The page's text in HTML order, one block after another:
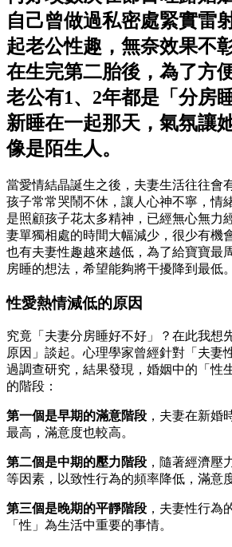
自己曾做過私密處緊實雷
起老公性趣，無奈效果不
在生完第二胎後，為了方
老公有1、2年都是「分房
新睡在一起那天，氣氛讓
像是陌生人。
當愛情結晶誕生之後，夫妻生活往往會
孩子常常哭鬧不休，讓人心神不寧，情
是照顧孩子花太多精神，已經無心無力
妻單獨相處的時間大幅減少，很少有機
也有夫妻性趣越來越低，為了給寶寶最
房睡的想法，希望能夠將干擾降到最低。
性愛熱情減低的原因
究竟「夫妻分房睡好不好」？在此我想
原因」談起。心理學家曾經針對「夫妻
過調查研究，結果發現，婚姻中的「性
的階段：
第一個是早期的滿意階段 ，夫妻在新婚
最高，滿意度也較高。
第二個是中期的壓力階段 ，隨著經濟壓
等因素，以致性行為的頻率降低，滿意
第三個是晚期的平靜階段 ，夫妻性行為
「性」為生活中重要的事情。